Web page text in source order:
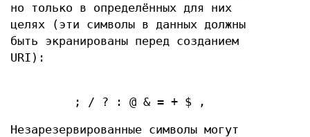
но только в определённых для них
целях (эти символы в данных должны
быть экранированы перед созданием
URI):
; / ? : @ & = + $ ,
Незарезервированные символы могут